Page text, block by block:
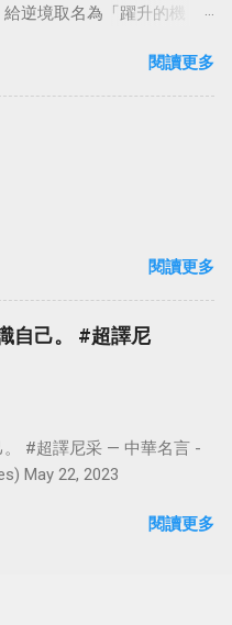
逆境取名為「躍升的機
沉重的事。#超譯尼采 — 中
May 23, 2023
閱讀更多
閱讀更多
自己。 #超譯尼
。 #超譯尼采 — 中華名言 -
May 22, 2023
閱讀更多